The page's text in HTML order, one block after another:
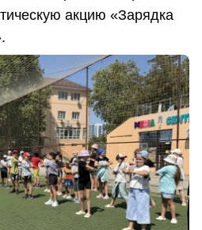
акцию «Зарядка